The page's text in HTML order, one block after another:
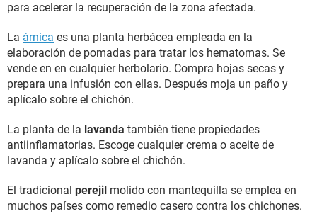
para acelerar la recuperación de la zona afectada.
La árnica es una planta herbácea empleada en la
elaboración de pomadas para tratar los hematomas. Se
vende en en cualquier herbolario. Compra hojas secas y
prepara una infusión con ellas. Después moja un paño y
aplícalo sobre el chichón.
La planta de la lavanda también tiene propiedades
antiinflamatorias. Escoge cualquier crema o aceite de
lavanda y aplícalo sobre el chichón.
El tradicional perejil molido con mantequilla se emplea en
muchos países como remedio casero contra los chichones.